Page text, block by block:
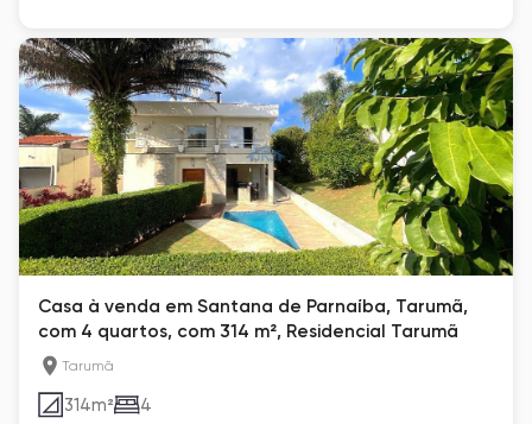
Casa à venda em Santana de Parnaíba, Tarumã,
com 4 quartos, com 314 m², Residencial Tarumã
Tarumã
314m² 4